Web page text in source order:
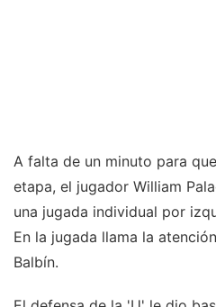
A falta de un minuto para
etapa, el jugador William
una jugada individual por
En la jugada llama la
Balbín.